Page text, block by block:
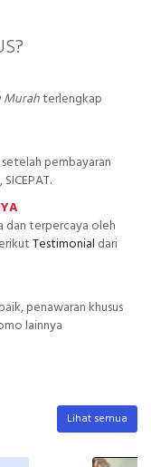
Murahterlengkap
pembayaran
dan terpercaya oleh
Testimonial dari
penawaran khusus
lainnya
Lihat semua